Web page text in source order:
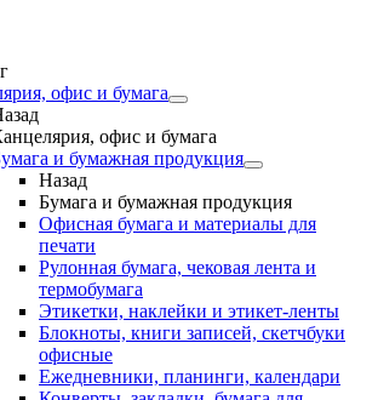
офис и бумага
офис и бумага
и бумажная продукция
Назад
Бумага и бумажная продукция
Офисная бумага и материалы для
печати
Рулонная бумага, чековая лента и
термобумага
Этикетки, наклейки и этикет-ленты
Блокноты, книги записей, скетчбуки
офисные
Ежедневники, планинги, календари